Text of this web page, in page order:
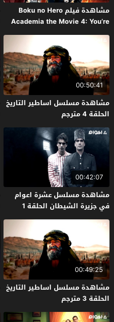
مشاهدة فيلم Boku no Hero
Academia the Movie 4: You’re
Next 2024 مترجم
00:50:41
مشاهدة مسلسل اساطير التاريخ
الحلقة 4 مترجم
00:42:07
مشاهدة مسلسل عشرة اعوام
في جزيرة الشيطان الحلقة 1
مترجم
00:49:25
مشاهدة مسلسل اساطير التاريخ
الحلقة 3 مترجم